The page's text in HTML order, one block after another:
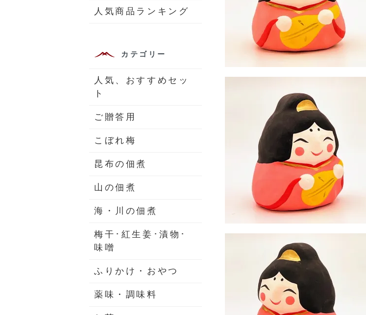
人気商品ランキング
カテゴリー
人気、おすすめセッ
ト
ご贈答用
こぼれ梅
昆布の佃煮
山の佃煮
海・川の佃煮
梅干･紅生姜･漬物･
味噌
ふりかけ・おやつ
薬味・調味料